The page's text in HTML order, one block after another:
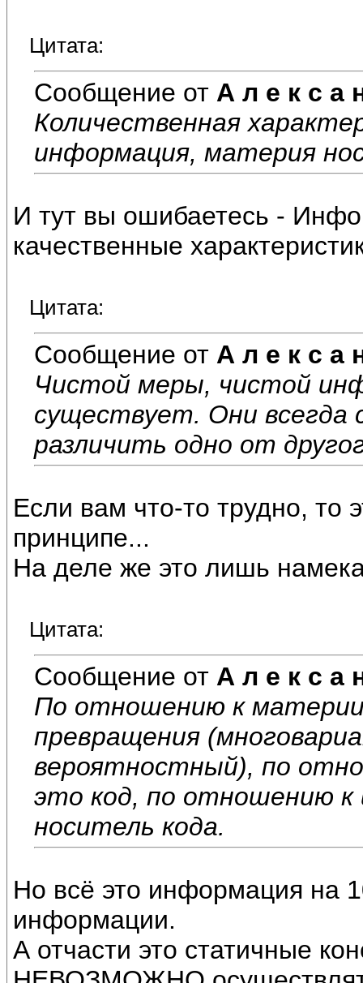
Цитата:
Сообщение от А л е к с а
Количественная
информация, материя
И тут вы ошибаетесь -
качественные
Цитата:
Сообщение от А л е к с а
Чистой меры, чистой
существует. Они всегда
различить одно от
Если вам что-то трудно, то
принципе...
На деле же это лишь
Цитата:
Сообщение от А л е к с а
По отношению к
превращения
вероятностный), по
это код, по отношению
носитель кода.
Но всё это информация на
информации.
А отчасти это статичные